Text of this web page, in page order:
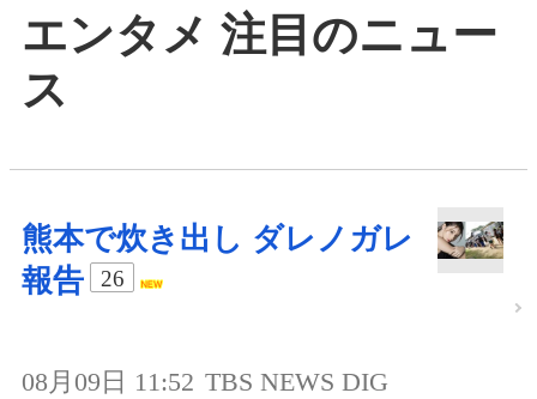
エンタメ 注目のニュー
ス
熊本で炊き出し ダレノガレ
報告
26
08月09日 11:52 TBS NEWS DIG